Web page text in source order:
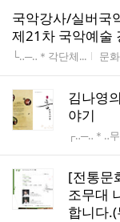
국악강사/실버국
제21차 국악예술
게시판명
└‥─‥＊각단체... 작
문
김나영
야기
게시판명
┌‥─‥＊‥
[전통문
조무대
합니다